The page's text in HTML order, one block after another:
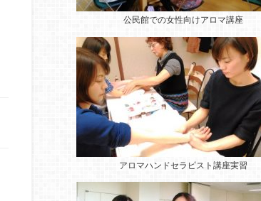
公民館での女性向けアロマ講座
アロマハンドセラピスト講座実習